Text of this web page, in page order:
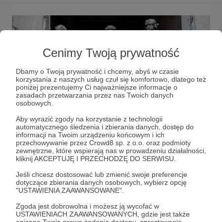
Cenimy Twoją prywatność
Dbamy o Twoją prywatność i chcemy, abyś w czasie
korzystania z naszych usług czuł się komfortowo, dlatego też
poniżej prezentujemy Ci najważniejsze informacje o
zasadach przetwarzania przez nas Twoich danych
osobowych.
Aby wyrazić zgody na korzystanie z technologii
automatycznego śledzenia i zbierania danych, dostęp do
informacji na Twoim urządzeniu końcowym i ich
przechowywanie przez Crowd8 sp. z o.o. oraz podmioty
zewnętrzne, które wspierają nas w prowadzeniu działalności,
kliknij AKCEPTUJĘ I PRZECHODZĘ DO SERWISU.
Jeśli chcesz dostosować lub zmienić swoje preferencje
dotyczące zbierania danych osobowych, wybierz opcję
"USTAWIENIA ZAAWANSOWANE".
Zgoda jest dobrowolna i możesz ją wycofać w
USTAWIENIACH ZAAWANSOWANYCH, gdzie jest także
strzelcy, ASGeje, fascynaci, milsimowcy, wieśniaki
z cymami, youtuberzy czy instagramerzy…
życzymy powodzenia w próbie zaszufladkowania
tego co robimy i kim jesteśmy. My określamy się
jako ludzie, którzy robią robotę. To do czego się
przymierzamy robimy na 150% zaangażowania,
pasji. Nie tolerujemy ściemy, fałszywych postaw i
nieszczerych uścisków dłoni. Nasza misja to
motywacja do działania, ciągłego rozwoju i
zmieniania rzeczywistości wokół siebie.